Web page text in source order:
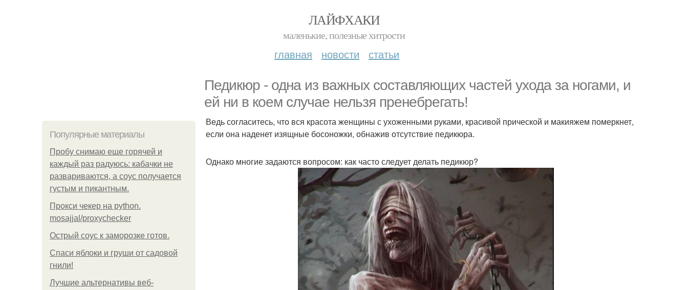
ЛАЙФХАКИ
маленькие, полезные хитрости
главная новости статьи
Педикюр - одна из важных составляющих частей ухода за ногами, и
ей ни в коем случае нельзя пренебрегать!
Популярные материалы
Пробу снимаю еще горячей и
каждый раз радуюсь: кабачки не
развариваются, а соус получается
густым и пикантным.
Прокси чекер на python.
mosajjal/proxychecker
Острый соус к заморозке готов.
Спаси яблоки и груши от садовой
гнили!
Лучшие альтернативы веб-
Ведь согласитесь, что вся красота женщины с ухоженными руками, красивой прической и макияжем померкнет,
если она наденет изящные босоножки, обнажив отсутствие педикюра.
Однако многие задаются вопросом: как часто следует делать педикюр?